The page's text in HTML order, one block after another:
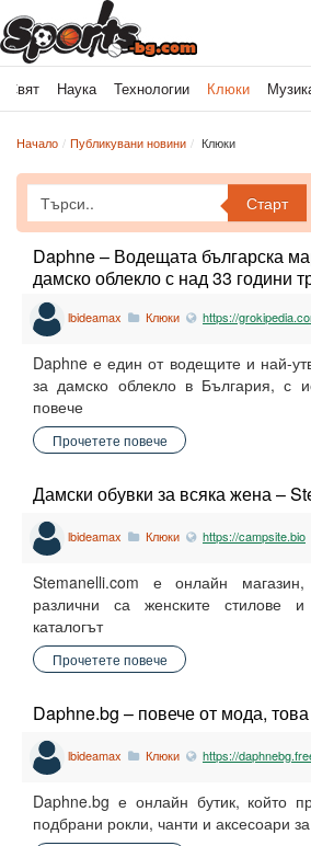
Свят Наука Технологии Клюки
Начало Публикувани новини Клюки
Старт
Daphne – Водещата българска
дамско облекло с над 33 години
lbideamax Клюки https://
Daphne е един от водещите и най-
за дамско облекло в България, с
повече
Прочетете повече
Дамски обувки за всяка жена –
lbideamax Клюки https://campsite.bio
Stemanelli.com е онлайн
различни са женските стилове
каталогът
Прочетете повече
Daphne.bg – повече от мода,
lbideamax Клюки https://
Daphne.bg е онлайн бутик, който
подбрани рокли, чанти и аксесоари